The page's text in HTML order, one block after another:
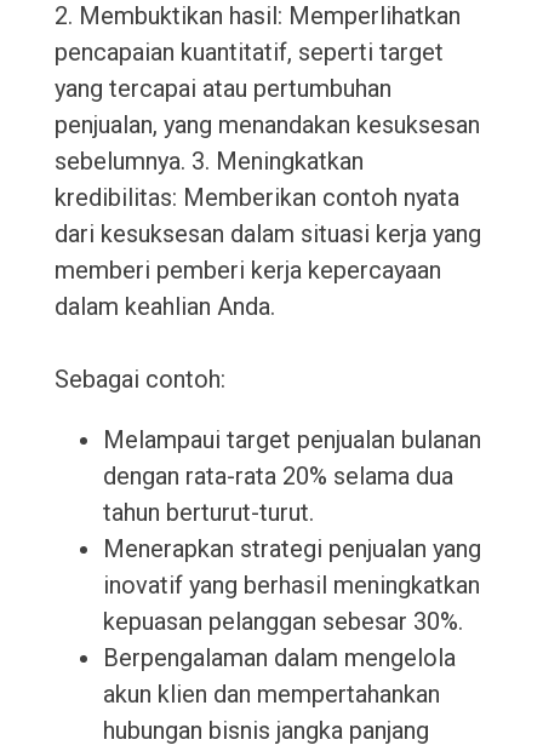
2. Membuktikan hasil: Memperlihatkan
pencapaian kuantitatif, seperti target
yang tercapai atau pertumbuhan
penjualan, yang menandakan kesuksesan
sebelumnya. 3. Meningkatkan
kredibilitas: Memberikan contoh nyata
dari kesuksesan dalam situasi kerja yang
memberi pemberi kerja kepercayaan
dalam keahlian Anda.
Sebagai contoh:
Melampaui target penjualan bulanan
dengan rata-rata 20% selama dua
tahun berturut-turut.
Menerapkan strategi penjualan yang
inovatif yang berhasil meningkatkan
kepuasan pelanggan sebesar 30%.
Berpengalaman dalam mengelola
akun klien dan mempertahankan
hubungan bisnis jangka panjang